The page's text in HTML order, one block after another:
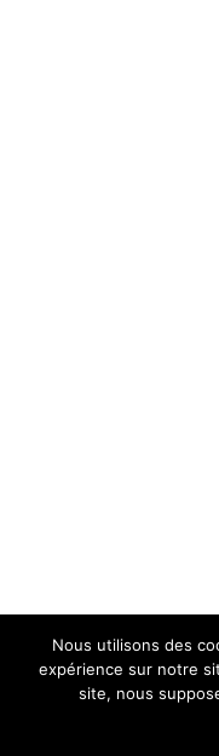
Nous utilisons des
expérience sur notre
site, nous